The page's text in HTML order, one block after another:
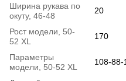
Ширина рукава по
окуту, 46-48
20
Рост модели, 50-
52 XL
170
Параметры
модели, 50-52 XL
108-88-